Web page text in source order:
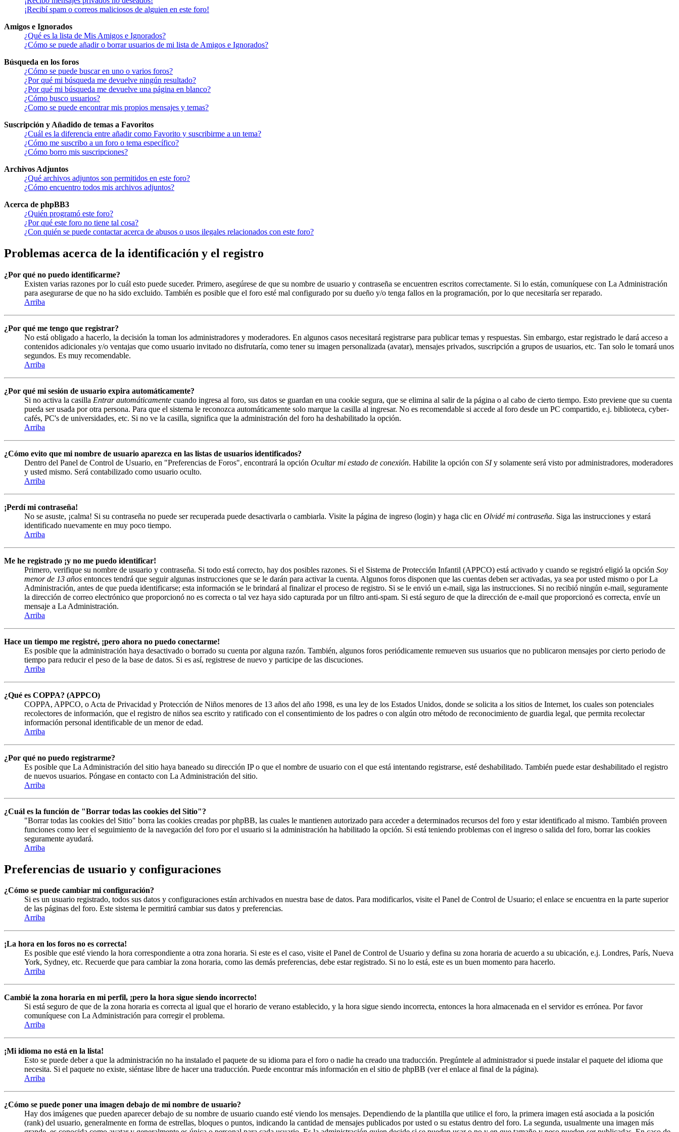
¡Recibí spam o correos maliciosos de alguien en este foro!
Amigos e Ignorados
¿Qué es la lista de Mis Amigos e Ignorados?
¿Cómo se puede añadir o borrar usuarios de mi lista de Amigos e Ignorados?
Búsqueda en los foros
¿Cómo se puede buscar en uno o varios foros?
¿Por qué mi búsqueda me devuelve ningún resultado?
¿Por qué mi búsqueda me devuelve una página en blanco?
¿Cómo busco usuarios?
¿Como se puede encontrar mis propios mensajes y temas?
Suscripción y Añadido de temas a Favoritos
¿Cuál es la diferencia entre añadir como Favorito y suscribirme a un tema?
¿Cómo me suscribo a un foro o tema específico?
¿Cómo borro mis suscripciones?
Archivos Adjuntos
¿Qué archivos adjuntos son permitidos en este foro?
¿Cómo encuentro todos mis archivos adjuntos?
Acerca de phpBB3
¿Quién programó este foro?
¿Por qué este foro no tiene tal cosa?
¿Con quién se puede contactar acerca de abusos o usos ilegales relacionados con este foro?
Problemas acerca de la identificación y el registro
¿Por qué no puedo identificarme?
Existen varias razones por lo cuál esto puede suceder. Primero, asegúrese de que su nombre de usuario y contraseña se encuentren escritos correctamente. Si lo están, comuníquese con La Administración
para asegurarse de que no ha sido excluido. También es posible que el foro esté mal configurado por su dueño y/o tenga fallos en la programación, por lo que necesitaría ser reparado.
Arriba
¿Por qué me tengo que registrar?
No está obligado a hacerlo, la decisión la toman los administradores y moderadores. En algunos casos necesitará registrarse para publicar temas y respuestas. Sin embargo, estar registrado le dará acceso a
contenidos adicionales y/o ventajas que como usuario invitado no disfrutaría, como tener su imagen personalizada (avatar), mensajes privados, suscripción a grupos de usuarios, etc. Tan solo le tomará unos
segundos. Es muy recomendable.
Arriba
¿Por qué mi sesión de usuario expira automáticamente?
Si no activa la casilla Entrar automáticamente cuando ingresa al foro, sus datos se guardan en una cookie segura, que se elimina al salir de la página o al cabo de cierto tiempo. Esto previene que su cuenta
pueda ser usada por otra persona. Para que el sistema le reconozca automáticamente solo marque la casilla al ingresar. No es recomendable si accede al foro desde un PC compartido, e.j. biblioteca, cyber-
cafés, PC's de universidades, etc. Si no ve la casilla, significa que la administración del foro ha deshabilitado la opción.
Arriba
¿Cómo evito que mi nombre de usuario aparezca en las listas de usuarios identificados?
Dentro del Panel de Control de Usuario, en "Preferencias de Foros", encontrará la opción Ocultar mi estado de conexión. Habilite la opción con SIy solamente será visto por administradores, moderadores
y usted mismo. Será contabilizado como usuario oculto.
Arriba
¡Perdí mi contraseña!
No se asuste, ¡calma! Si su contraseña no puede ser recuperada puede desactivarla o cambiarla. Visite la página de ingreso (login) y haga clic en Olvidé mi contraseña. Siga las instrucciones y estará
identificado nuevamente en muy poco tiempo.
Arriba
Me he registrado ¡y no me puedo identificar!
Primero, verifique su nombre de usuario y contraseña. Si todo está correcto, hay dos posibles razones. Si el Sistema de Protección Infantil (APPCO) está activado y cuando se registró eligió la opción Soy
menor de 13 años entonces tendrá que seguir algunas instrucciones que se le darán para activar la cuenta. Algunos foros disponen que las cuentas deben ser activadas, ya sea por usted mismo o por La
Administración, antes de que pueda identificarse; esta información se le brindará al finalizar el proceso de registro. Si se le envió un e-mail, siga las instrucciones. Si no recibió ningún e-mail, seguramente
la dirección de correo electrónico que proporcionó no es correcta o tal vez haya sido capturada por un filtro anti-spam. Si está seguro de que la dirección de e-mail que proporcionó es correcta, envíe un
mensaje a La Administración.
Arriba
Hace un tiempo me registré, ¡pero ahora no puedo conectarme!
Es posible que la administración haya desactivado o borrado su cuenta por alguna razón. También, algunos foros periódicamente remueven sus usuarios que no publicaron mensajes por cierto periodo de
tiempo para reducir el peso de la base de datos. Si es así, registrese de nuevo y participe de las discuciones.
Arriba
¿Qué es COPPA? (APPCO)
COPPA, APPCO, o Acta de Privacidad y Protección de Niños menores de 13 años del año 1998, es una ley de los Estados Unidos, donde se solicita a los sitios de Internet, los cuales son potenciales
recolectores de información, que el registro de niños sea escrito y ratificado con el consentimiento de los padres o con algún otro método de reconocimiento de guardia legal, que permita recolectar
información personal identificable de un menor de edad.
Arriba
¿Por qué no puedo registrarme?
Es posible que La Administración del sitio haya baneado su dirección IP o que el nombre de usuario con el que está intentando registrarse, esté deshabilitado. También puede estar deshabilitado el registro
de nuevos usuarios. Póngase en contacto con La Administración del sitio.
Arriba
¿Cuál es la función de "Borrar todas las cookies del Sitio"?
"Borrar todas las cookies del Sitio" borra las cookies creadas por phpBB, las cuales le mantienen autorizado para acceder a determinados recursos del foro y estar identificado al mismo. También proveen
funciones como leer el seguimiento de la navegación del foro por el usuario si la administración ha habilitado la opción. Si está teniendo problemas con el ingreso o salida del foro, borrar las cookies
seguramente ayudará.
Arriba
Preferencias de usuario y configuraciones
¿Cómo se puede cambiar mi configuración?
Si es un usuario registrado, todos sus datos y configuraciones están archivados en nuestra base de datos. Para modificarlos, visite el Panel de Control de Usuario; el enlace se encuentra en la parte superior
de las páginas del foro. Este sistema le permitirá cambiar sus datos y preferencias.
Arriba
¡La hora en los foros no es correcta!
Es posible que esté viendo la hora correspondiente a otra zona horaria. Si este es el caso, visite el Panel de Control de Usuario y defina su zona horaria de acuerdo a su ubicación, e.j. Londres, París, Nueva
York, Sydney, etc. Recuerde que para cambiar la zona horaria, como las demás preferencias, debe estar registrado. Si no lo está, este es un buen momento para hacerlo.
Arriba
Cambié la zona horaria en mi perfil, ¡pero la hora sigue siendo incorrecto!
Si está seguro de que de la zona horaria es correcta al igual que el horario de verano establecido, y la hora sigue siendo incorrecta, entonces la hora almacenada en el servidor es errónea. Por favor
comuníquese con La Administración para corregir el problema.
Arriba
¡Mi idioma no está en la lista!
Esto se puede deber a que la administración no ha instalado el paquete de su idioma para el foro o nadie ha creado una traducción. Pregúntele al administrador si puede instalar el paquete del idioma que
necesita. Si el paquete no existe, siéntase libre de hacer una traducción. Puede encontrar más información en el sitio de phpBB (ver el enlace al final de la página).
Arriba
¿Cómo se puede poner una imagen debajo de mi nombre de usuario?
Hay dos imágenes que pueden aparecer debajo de su nombre de usuario cuando esté viendo los mensajes. Dependiendo de la plantilla que utilice el foro, la primera imagen está asociada a la posición
(rank) del usuario, generalmente en forma de estrellas, bloques o puntos, indicando la cantidad de mensajes publicados por usted o su estatus dentro del foro. La segunda, usualmente una imagen más